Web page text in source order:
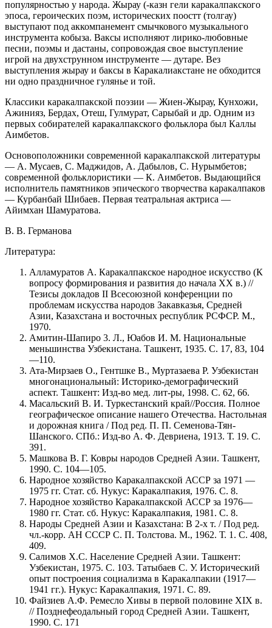
популярностью у народа. Жырау (-казн гели каракалпакского
эпоса, героических поэм, исторических поостт (толгау)
выступают под аккомпанемент смычкового музыкального
инструмента кобыза. Ваксы исполняют лирико-любовные
песни, поэмы и дастаны, сопровождая свое выступление
игрой на двухструнном инструменте — дутаре. Вез
выступления жырау и баксы в Каракалиакстане не обходится
ни одно праздничное гулянье и той.
Классики каракалпакской поэзии — Жиен-Жырау, Кунхожи,
Ажинияз, Бердах, Отеш, Гулмурат, Сарыбай и др. Одним из
первых собирателей каракалпакского фольклора был Каллы
Аимбетов.
Основоположники современной каракалпакской литературы
— А. Мусаев, С. Маджидов, А. Дабылов, С. Нурымбетов;
современной фольклористики — К. Аимбетов. Выдающийся
исполнитель памятников эпического творчества каракалпаков
— Курбанбай Шибаев. Первая театральная актриса —
Айимхан Шамуратова.
В. В. Германова
Литература:
Алламуратов А. Каракалпакское народное искусство (К
вопросу формирования и развития до начала XX в.) //
Тезисы докладов II Всесоюзной конференции по
проблемам искусства народов Закавказья, Средней
Азии, Казахстана и восточных республик РСФСР. М.,
1970.
Амитин-Шапиро 3. Л., Юабов И. М. Национальные
меньшинства Узбекистана. Ташкент, 1935. С. 17, 83, 104
—110.
Ата-Мирзаев О., Гентшке В., Муртазаева Р. Узбекистан
многонациональный: Историко-демографический
аспект. Ташкент: Изд-во мед. лит-ры, 1998. С. 62, 66.
Масальский В. И. Туркестанский край//Россия. Полное
географическое описание нашего Отечества. Настольная
и дорожная книга / Под ред. П. П. Семенова-Тян-
Шанского. СПб.: Изд-во А. Ф. Девриена, 1913. Т. 19. С.
391.
Машкова В. Г. Ковры народов Средней Азии. Ташкент,
1990. С. 104—105.
Народное хозяйство Каракалпакской АССР за 1971 —
1975 гг. Стат. сб. Нукус: Каракалпакия, 1976. С. 8.
Народное хозяйство Каракалпакской АССР за 1976—
1980 гг. Стат. сб. Нукус: Каракалпакия, 1981. С. 8.
Народы Средней Азии и Казахстана: В 2-х т. / Под ред.
чл.-корр. АН СССР С. П. Толстова. М., 1962. Т. 1. С. 408,
409.
Салимов X.С. Население Средней Азии. Ташкент:
Узбекистан, 1975. С. 103. Татыбаев С. У. Исторический
опыт построения социализма в Каракалпакии (1917—
1941 гг.). Нукус: Каракалпакия, 1971. С. 89.
Файзиев А.Ф. Ремесло Хивы в первой половине XIX в.
// Позднефеодальный город Средней Азии. Ташкент,
1990. С. 171